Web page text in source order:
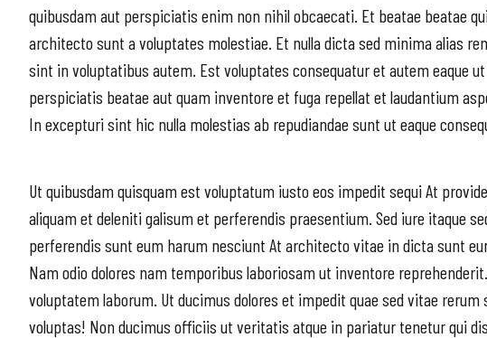
quibusdam aut perspiciatis enim non nihil obcaecati. Et beatae beatae
architecto sunt a voluptates molestiae. Et nulla dicta sed minima alias
sint in voluptatibus autem. Est voluptates consequatur et autem eaque
perspiciatis beatae aut quam inventore et fuga repellat et laudantium
In excepturi sint hic nulla molestias ab repudiandae sunt ut eaque
Ut quibusdam quisquam est voluptatum iusto eos impedit sequi At
aliquam et deleniti galisum et perferendis praesentium. Sed iure itaque
perferendis sunt eum harum nesciunt At architecto vitae in dicta sunt
Nam odio dolores nam temporibus laboriosam ut inventore
voluptatem laborum. Ut ducimus dolores et impedit quae sed vitae
voluptas! Non ducimus officiis ut veritatis atque in pariatur tenetur qui